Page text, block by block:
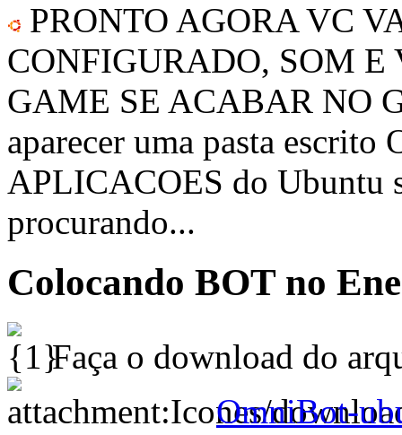
PRONTO AGORA VC
CONFIGURADO, SOM
GAME SE ACABAR NO
aparecer uma pasta escrito
APLICACOES do Ubuntu
procurando...
Colocando BOT no
Faça o download do
OmniBot-